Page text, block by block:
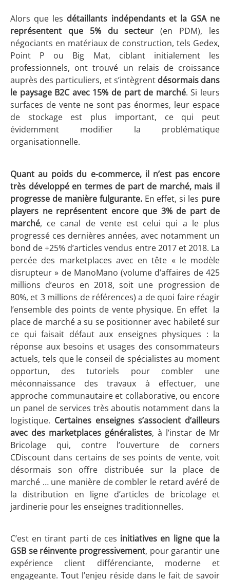
Alors que les détaillants indépendants et la GSA ne
représentent que 5%
du secteur (en PDM), les
négociants en matériaux de construction, tels Gedex,
Point P ou Big Mat, ciblant initialement les
professionnels, ont trouvé un relais de croissance
auprès des particuliers, et s’intègrent désormais dans
le paysage B2C avec 15% de part de marché. Si leurs
surfaces de vente ne sont pas énormes, leur espace
de stockage est plus important, ce qui peut
évidemment modifier la problématique
organisationnelle.
Quant au poids du e-commerce, il n’est pas encore
très développé en termes de part de marché, mais il
progresse de manière fulgurante.En effet, si les pure
players ne représentent encore que 3% de part de
marché, ce canal de vente est celui qui a le plus
progressé ces dernières années, avec notamment un
bond de +25% d’articles vendus entre 2017 et 2018. La
percée des marketplaces avec en tête « le modèle
disrupteur » de ManoMano (volume d’affaires de 425
millions d’euros en 2018, soit une progression de
80%, et 3 millions de références) a de quoi faire réagir
l’ensemble des points de vente physique. En effet la
place de marché a su se positionner avec habileté sur
ce qui faisait défaut aux enseignes physiques : la
réponse aux besoins et usages des consommateurs
actuels, tels que le conseil de spécialistes au moment
opportun, des tutoriels pour combler une
méconnaissance des travaux à effectuer, une
approche communautaire et collaborative, ou encore
un panel de services très aboutis notamment dans la
logistique. Certaines enseignes s’associent d’ailleurs
avec des marketplaces généralistes, à l’instar de Mr
Bricolage qui, contre l’ouverture de corners
CDiscount dans certains de ses points de vente, voit
désormais son offre distribuée sur la place de
marché … une manière de combler le retard avéré de
la distribution en ligne d’articles de bricolage et
jardinerie pour les enseignes traditionnelles.
C’est en tirant parti de ces initiatives en ligne que la
GSB se réinvente progressivement, pour garantir une
expérience client différenciante, moderne et
engageante. Tout l’enjeu réside dans le fait de savoir